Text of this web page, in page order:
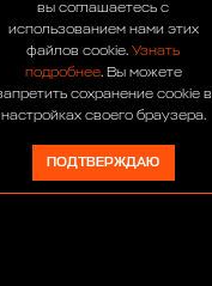
4х4»
вас:
23 дня
вы соглашаетесь с
использованием нами этих
файлов cookie. Узнать
подробнее. Вы можете
сохранение cookie в
настройках своего браузера.
ПОДТВЕРЖДАЮ